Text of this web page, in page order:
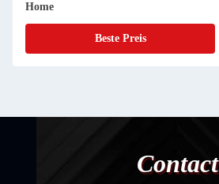
Home
Beste Preis
Contact